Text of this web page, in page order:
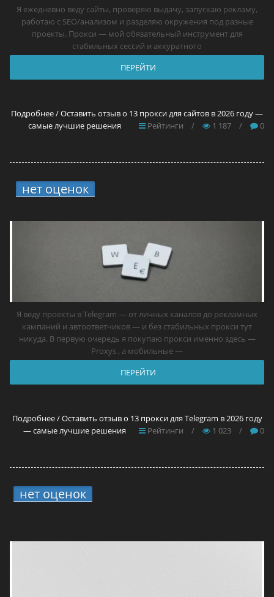
Я ежедневно веду сайты, проверяю выдачу, запускаю рекламу,
работаю с SEO/анализом и разделяю окружения под разные
проекты. Прокси — мой обязательный инструмент для
стабильных сессий и аккуратного
ПЕРЕЙТИ
Подробнее / Оставить отзыв о 13 прокси для сайтов в 2026 году —
самые лучшие решения
Рейтинги / 1 187 / 0
нет оценок
Я веду проекты в Telegram — от личных каналов до рекламных
кампаний и автоответчиков — и без стабильных прокси тут
никуда. В первую очередь я покупаю прокси именно здесь —
Proxys , а мобильные —
ПЕРЕЙТИ
Подробнее / Оставить отзыв о 13 прокси для Telegram в 2026 году
— самые лучшие решения
Рейтинги / 1 023 / 0
нет оценок